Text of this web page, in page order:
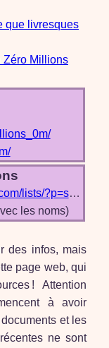
que livresques
Zéro Millions
🌐 https://zeromillions.hosted.phplist.com/lists/?p=subscribe
les noms)
des infos, mais
page web, qui
! Attention
à avoir
et les
ne sont